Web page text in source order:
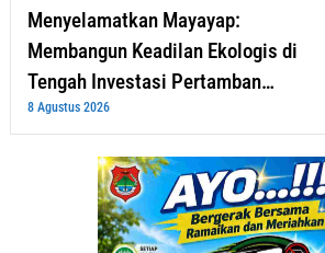
Menyelamatkan Mayayap:
Membangun Keadilan Ekologis di
Tengah Investasi Pertamban…
8 Agustus 2026